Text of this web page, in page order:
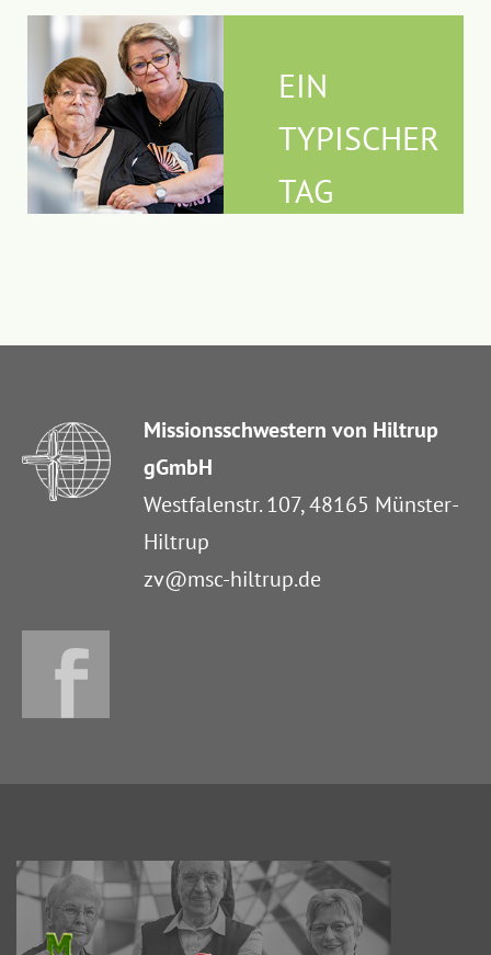
EIN
TYPISCHER
TAG
Missionsschwestern von Hiltrup
gGmbH
Westfalenstr. 107, 48165 Münster-
Hiltrup
zv@msc-hiltrup.de